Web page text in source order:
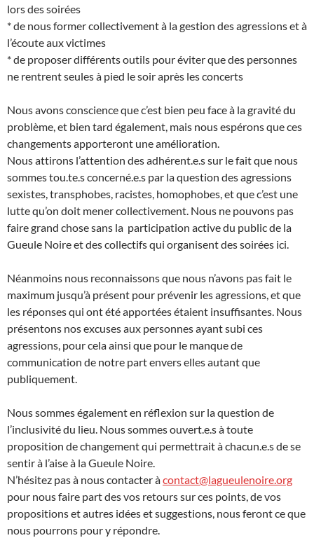
lors des soirées
* de nous former collectivement à la gestion des agressions et à
l’écoute aux victimes
* de proposer différents outils pour éviter que des personnes
ne rentrent seules à pied le soir après les concerts
Nous avons conscience que c’est bien peu face à la gravité du
problème, et bien tard également, mais nous espérons que ces
changements apporteront une amélioration.
Nous attirons l’attention des adhérent.e.s sur le fait que nous
sommes tou.te.s concerné.e.s par la question des agressions
sexistes, transphobes, racistes, homophobes, et que c’est une
lutte qu’on doit mener collectivement. Nous ne pouvons pas
faire grand chose sans la participation active du public de la
Gueule Noire et des collectifs qui organisent des soirées ici.
Néanmoins nous reconnaissons que nous n’avons pas fait le
maximum jusqu’à présent pour prévenir les agressions, et que
les réponses qui ont été apportées étaient insuffisantes. Nous
présentons nos excuses aux personnes ayant subi ces
agressions, pour cela ainsi que pour le manque de
communication de notre part envers elles autant que
publiquement.
Nous sommes également en réflexion sur la question de
l’inclusivité du lieu. Nous sommes ouvert.e.s à toute
proposition de changement qui permettrait à chacun.e.s de se
sentir à l’aise à la Gueule Noire.
N’hésitez pas à nous contacter àcontact@lagueulenoire.org
pour nous faire part des vos retours sur ces points, de vos
propositions et autres idées et suggestions, nous feront ce que
nous pourrons pour y répondre.